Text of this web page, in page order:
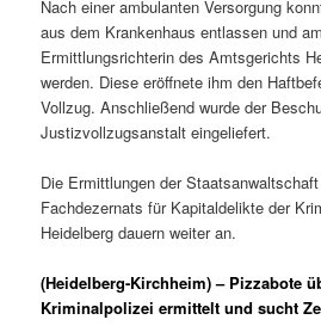
Nach einer ambulanten Versorgung
aus dem Krankenhaus entlassen und
Ermittlungsrichterin des Amtsgerichts
werden. Diese eröffnete ihm den
Vollzug. Anschließend wurde der
Justizvollzugsanstalt eingeliefert.
Die Ermittlungen der
Fachdezernats für Kapitaldelikte der
Heidelberg dauern weiter an.
(Heidelberg-Kirchheim) – Pizzabote
Kriminalpolizei ermittelt und sucht